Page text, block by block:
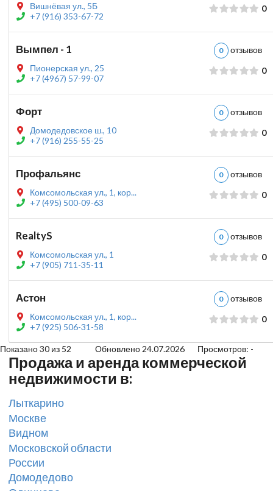
Вишнёвая ул., 5Б
+7 (916) 353-67-72
0
Вымпел - 1 0
Пионерская ул., 25
+7 (4967) 57-99-07
0
Форт 0
Домодедовское ш., 10
+7 (916) 255-55-25
0
Профальянс 0
Комсомольская ул., 1, кор...
+7 (495) 500-09-63
0
RealtyS 0
Комсомольская ул., 1
+7 (905) 711-35-11
0
Астон 0
Комсомольская ул., 1, кор...
+7 (925) 506-31-58
0
Показано 30 из 52 Обновлено 24.07.2026 Просмотров: -
Продажа и аренда коммерческой
недвижимости в:
Лыткарино
Москве
Видном
Московской области
России
Домодедово